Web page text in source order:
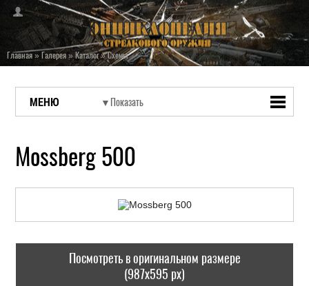
Главная»Галерея»Каталог»Схемы
МЕНЮ
Mossberg 500
Посмотреть в оригинальном размере
(987x595 px)